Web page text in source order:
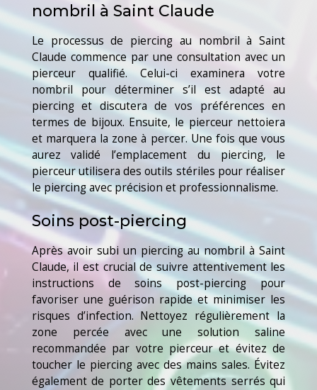
nombril à Saint Claude
Le processus de piercing au nombril à Saint
Claude commence par une consultation avec un
pierceur qualifié. Celui-ci examinera votre
nombril pour déterminer s’il est adapté au
piercing et discutera de vos préférences en
termes de bijoux. Ensuite, le pierceur nettoiera
et marquera la zone à percer. Une fois que vous
aurez validé l’emplacement du piercing, le
pierceur utilisera des outils stériles pour réaliser
le piercing avec précision et professionnalisme.
Soins post-piercing
Après avoir subi un piercing au nombril à Saint
Claude, il est crucial de suivre attentivement les
instructions de soins post-piercing pour
favoriser une guérison rapide et minimiser les
risques d’infection. Nettoyez régulièrement la
zone percée avec une solution saline
recommandée par votre pierceur et évitez de
toucher le piercing avec des mains sales. Évitez
également de porter des vêtements serrés qui